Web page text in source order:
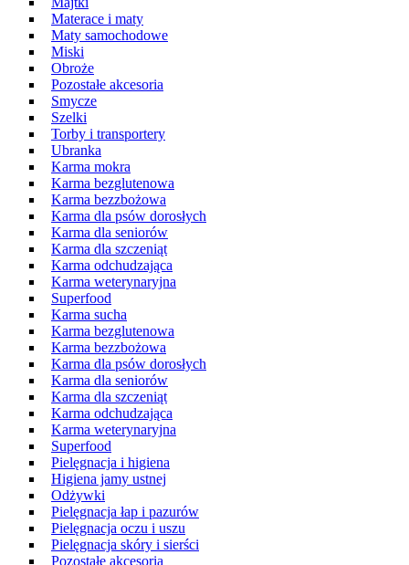
Materace i maty
Maty samochodowe
Miski
Obroże
Pozostałe akcesoria
Smycze
Szelki
Torby i transportery
Ubranka
Karma mokra
Karma bezglutenowa
Karma bezzbożowa
Karma dla psów dorosłych
Karma dla seniorów
Karma dla szczeniąt
Karma odchudzająca
Karma weterynaryjna
Superfood
Karma sucha
Karma bezglutenowa
Karma bezzbożowa
Karma dla psów dorosłych
Karma dla seniorów
Karma dla szczeniąt
Karma odchudzająca
Karma weterynaryjna
Superfood
Pielęgnacja i higiena
Higiena jamy ustnej
Odżywki
Pielęgnacja łap i pazurów
Pielęgnacja oczu i uszu
Pielęgnacja skóry i sierści
Pozostałe akcesoria